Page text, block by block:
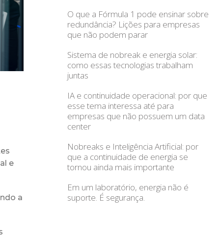
e
a
O que a Fórmula 1 pode ensinar sobre
redundância? Lições para empresas
que não podem parar
Sistema de nobreak e energia solar:
como essas tecnologias trabalham
juntas
IA e continuidade operacional: por que
esse tema interessa até para
empresas que não possuem um data
center
Nobreaks e Inteligência Artificial: por
que a continuidade de energia se
tornou ainda mais importante
Em um laboratório, energia não é
suporte. É segurança.